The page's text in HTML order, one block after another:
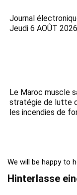
Journal
Jeudi 6 AOÛT 2026
Le Maroc muscle
stratégie de lutte
les incendies de
We will be happy to
Hinterlasse